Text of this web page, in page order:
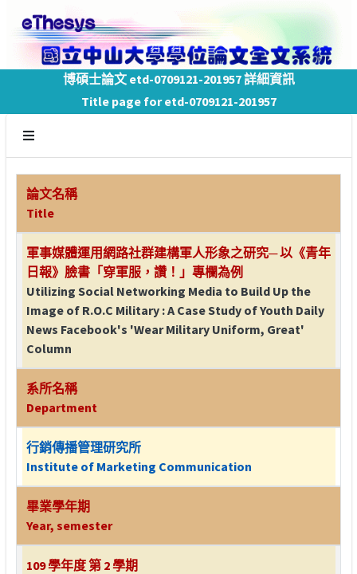
博碩士論文 etd-0709121-201957 詳細資訊
Title page for etd-0709121-201957
論文名稱
Title
軍事媒體運用網路社群建構軍人形象之研究─ 以《青年
日報》臉書「穿軍服，讚！」專欄為例
Utilizing Social Networking Media to Build Up the
Image of R.O.C Military : A Case Study of Youth Daily
News Facebook's 'Wear Military Uniform, Great'
Column
系所名稱
Department
行銷傳播管理研究所
Institute of Marketing Communication
畢業學年期
Year, semester
109 學年度 第 2 學期